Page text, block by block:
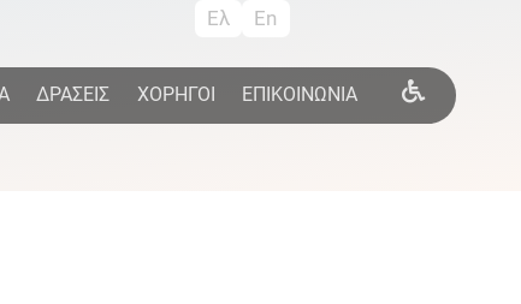
ΔΡΑΣΕΙΣ ΧΟΡΗΓΟΙ ΕΠΙΚΟΙΝΩΝΙΑ
Ελ En